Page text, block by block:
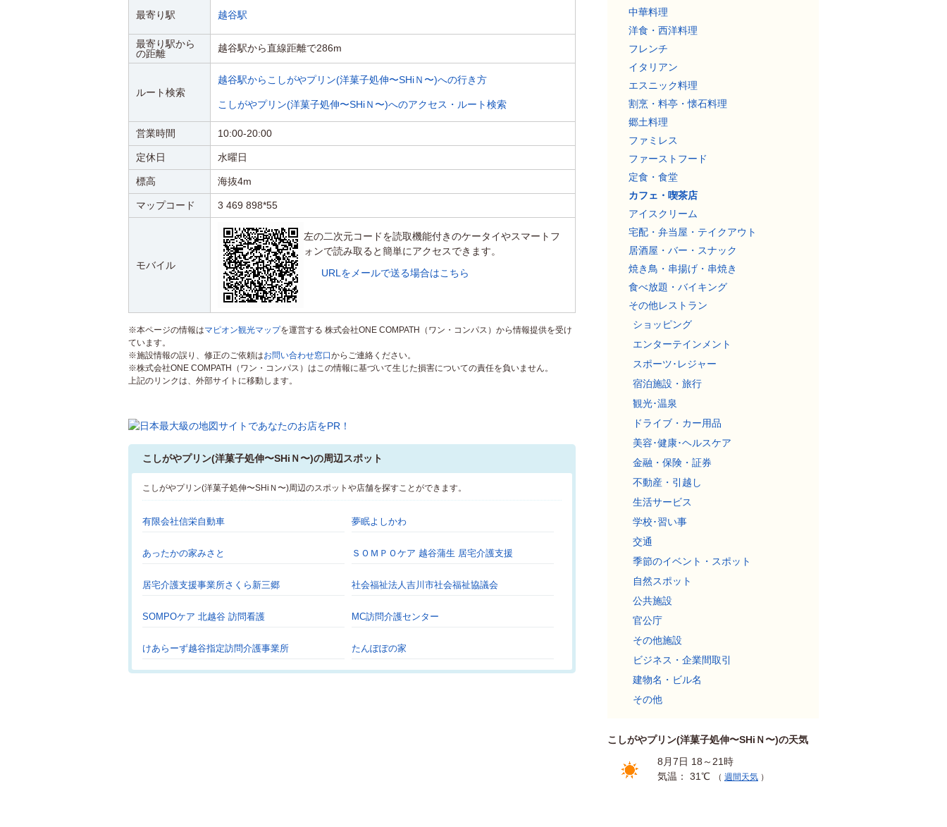
最寄り駅 越谷駅
最寄り駅から
の距離
越谷駅から直線距離で286m
ルート検索
越谷駅からこしがやプリン(洋菓子処伸〜SHiＮ〜)への行き方
こしがやプリン(洋菓子処伸〜SHiＮ〜)へのアクセス・ルート検索
営業時間 10:00-20:00
定休日 水曜日
標高 海抜4m
マップコード 3 469 898*55
モバイル
左の二次元コードを読取機能付きのケータイやスマートフ
ォンで読み取ると簡単にアクセスできます。
URLをメールで送る場合はこちら
※本ページの情報はマピオン観光マップを運営する 株式会社ONE COMPATH（ワン・コンパス）から情報提供を受け
ています。
※施設情報の誤り、修正のご依頼はお問い合わせ窓口からご連絡ください。
※株式会社ONE COMPATH（ワン・コンパス）はこの情報に基づいて生じた損害についての責任を負いません。
上記のリンクは、外部サイトに移動します。
こしがやプリン(洋菓子処伸〜SHiＮ〜)の周辺スポット
こしがやプリン(洋菓子処伸〜SHiＮ〜)周辺のスポットや店舗を探すことができます。
有限会社信栄自動車 夢眠よしかわ
あったかの家みさと ＳＯＭＰＯケア 越谷蒲生 居宅介護支援
居宅介護支援事業所さくら新三郷 社会福祉法人吉川市社会福祉協議会
SOMPOケア 北越谷 訪問看護 MC訪問介護センター
けあらーず越谷指定訪問介護事業所 たんぽぽの家
中華料理
洋食・西洋料理
フレンチ
イタリアン
エスニック料理
割烹・料亭・懐石料理
郷土料理
ファミレス
ファーストフード
定食・食堂
カフェ・喫茶店
アイスクリーム
宅配・弁当屋・テイクアウト
居酒屋・バー・スナック
焼き鳥・串揚げ・串焼き
食べ放題・バイキング
その他レストラン
ショッピング
エンターテインメント
スポーツ･レジャー
宿泊施設・旅行
観光･温泉
ドライブ・カー用品
美容･健康･ヘルスケア
金融・保険・証券
不動産・引越し
生活サービス
学校･習い事
交通
季節のイベント・スポット
自然スポット
公共施設
官公庁
その他施設
ビジネス・企業間取引
建物名・ビル名
その他
こしがやプリン(洋菓子処伸〜SHiＮ〜)の天気
8月7日 18～21時
気温： 31℃
（ 週間天気 ）